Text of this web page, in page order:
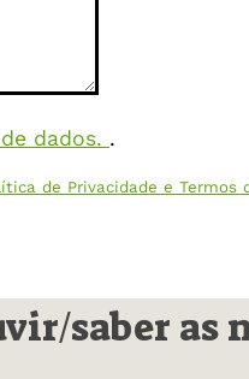
dados. .
de Privacidade e Termos
saber as